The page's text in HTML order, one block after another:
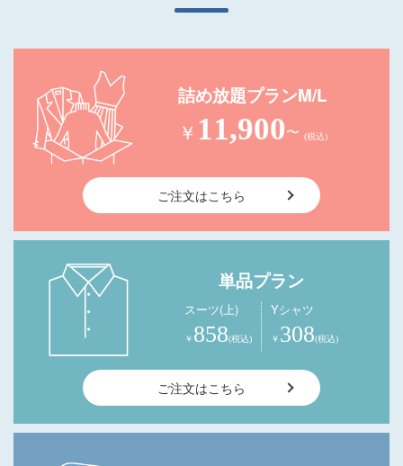
詰め放題プランM/L
￥ 11,900〜 (税込)
ご注文はこちら
単品プラン
スーツ(上)
￥ 858(税込)
Yシャツ
￥ 308(税込)
ご注文はこちら